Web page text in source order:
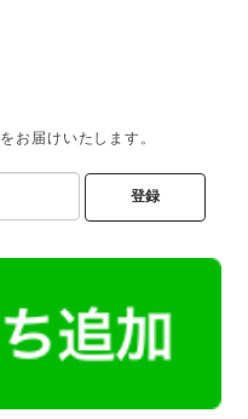
お届けいたします。
登録